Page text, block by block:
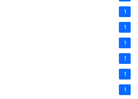
1
1
1
1
1
1